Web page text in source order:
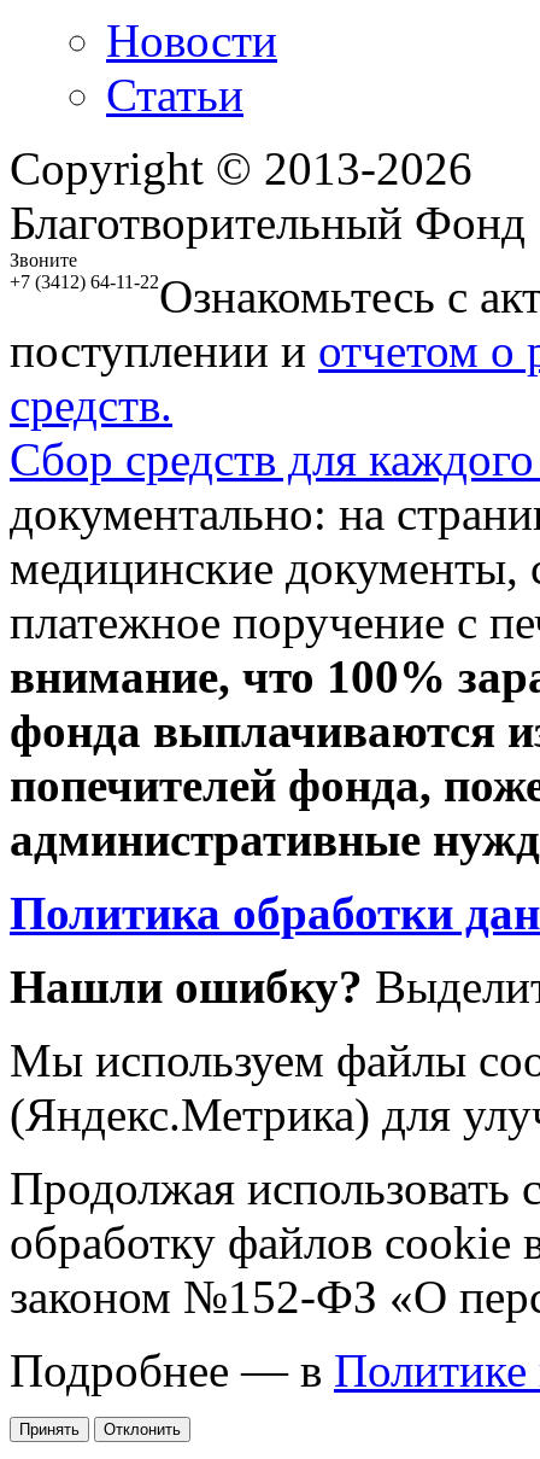
Новости
Статьи
Copyright © 2013-2026
Благотворительный
Звоните
+7 (3412) 64-11-22Ознакомьтесь с
поступлении и отчетом о
средств.
Сбор средств для
документально: на
медицинские документы,
платежное поручение с
внимание, что 100%
фонда выплачиваются
попечителей фонда,
административные
Политика обработки
Нашли ошибку?
Мы используем файлы
(Яндекс.Метрика) для
Продолжая использовать
обработку файлов cookie
законом №152-ФЗ «О
Подробнее — в Политике
Принять Отклонить